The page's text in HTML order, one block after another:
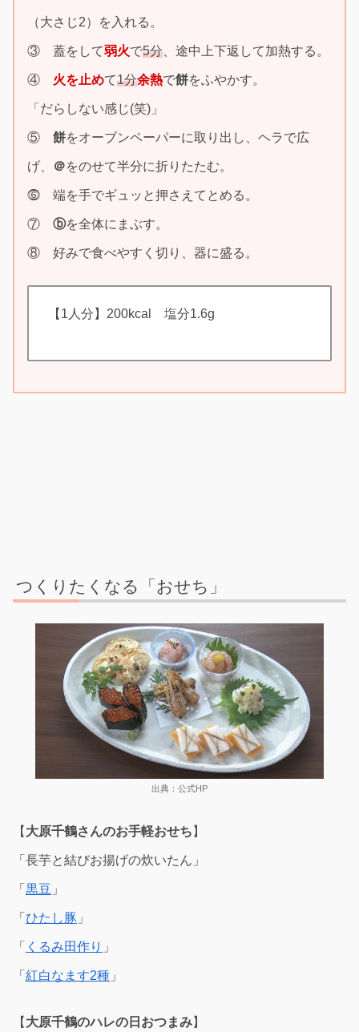
（大さじ2）を入れる。
③ 蓋をして弱火で5分 、途中上下返して加熱する。
④ 火を止めて1分余熱で餅をふやかす。
「だらしない感じ(笑)」
⑤ 餅をオーブンペーパーに取り出し、ヘラで広
げ、 ＠をのせて半分に折りたたむ。
⓺ 端を手でギュッと押さえてとめる。
⑦ ⓑを全体にまぶす。
⑧ 好みで食べやすく切り、器に盛る。
【1人分】200kcal 塩分1.6g
つくりたくなる「おせち」
出典：公式HP
【 大原千鶴さんのお手軽おせち 】
「長芋と結びお揚げの炊いたん」
「 黒豆 」
「 ひたし豚 」
「 くるみ田作り 」
「 紅白なます2種 」
【 大原千鶴のハレの日おつまみ】